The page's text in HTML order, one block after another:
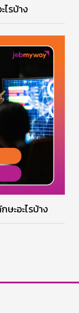
รบ้าง
ะอะไรบ้าง